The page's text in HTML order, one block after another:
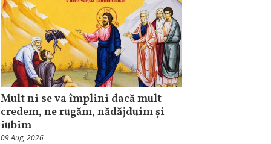
Mult ni se va împlini dacă mult
credem, ne rugăm, nădăjduim și
iubim
09 Aug, 2026